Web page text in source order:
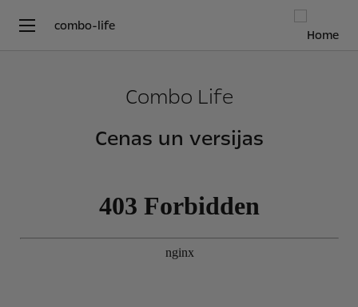
combo-life
Combo Life
Cenas un versijas